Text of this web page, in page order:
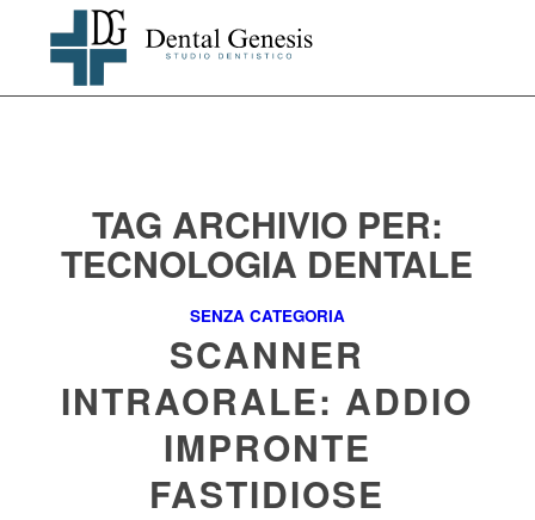
TAG ARCHIVIO PER:
TECNOLOGIA DENTALE
SENZA CATEGORIA
SCANNER
INTRAORALE: ADDIO
IMPRONTE
FASTIDIOSE